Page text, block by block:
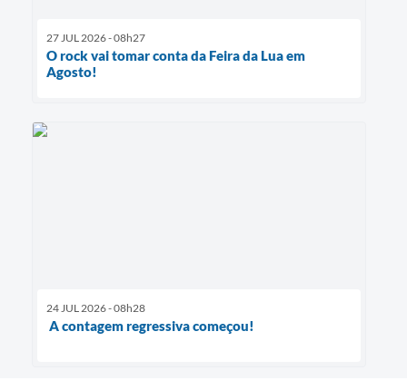
27 JUL 2026 - 08h27
O rock vai tomar conta da Feira da Lua em
Agosto!
24 JUL 2026 - 08h28
A contagem regressiva começou!